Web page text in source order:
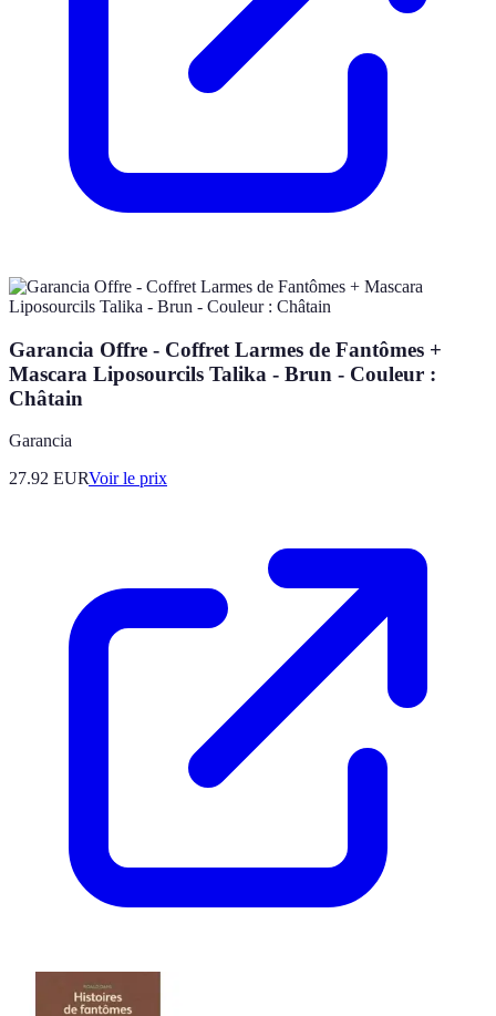
Garancia Offre - Coffret Larmes de Fantômes +
Mascara Liposourcils Talika - Brun - Couleur :
Châtain
Garancia
27.92 EURVoir le prix